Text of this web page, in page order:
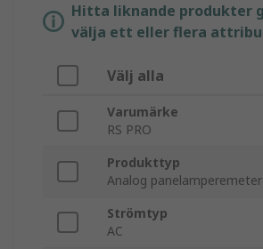
Hitta liknande produkter
välja ett eller flera
Välj alla
Varumärke
RS PRO
Produkttyp
Analog panelamperemeter
Strömtyp
AC